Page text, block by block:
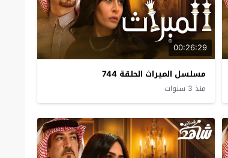
00:26:29
مسلسل الميراث الحلقة 744
منذ 3 سنوات